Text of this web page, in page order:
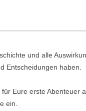
und alle
Entscheidungen haben.
Eure erste Abenteuer
ein.